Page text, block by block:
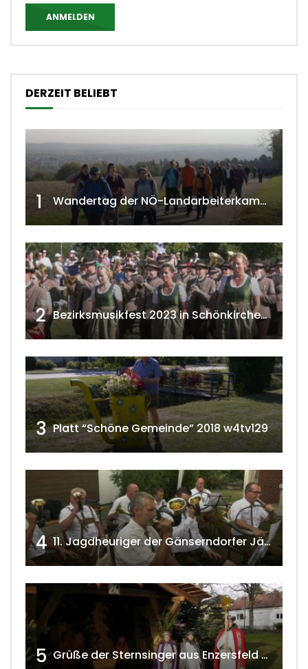
ANMELDEN
DERZEIT BELIEBT
1 Wandertag der NÖ-Landarbeiterkammer in Hollabrunn 2024
2 Bezirksmusikfest 2023 in Schönkirchen-Reyersdorf
3 Platt “Schöne Gemeinde” 2018 w4tv129
4 11. Jagdheuriger der Gänserndorfer Jäger 2020 w4tv166
5 Grüße der Sternsinger aus Enzersfeld – Klein-Engersdorf 2021 w4tv169